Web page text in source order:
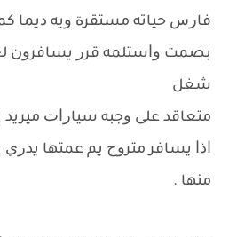
ﻓﺎﺭﺱ ﺣﻴﺎﺗﻪ ﻣﺴﺘﻘﺮﺓ ﻭﻳﻪ ﺩﻳﻤﺎ
ﺑﺼﻤﺖ ﻭﺍﺳﺘﻠﻤﻪ ﻗﺮﺭ ﻳﺴﺎﻓﺮﻭﻥ
ﺷﻐﻞ
ﻣﺘﻌﺎﻗﺪ ﻋﻠﻰ ﻭﺟﺒﻪ ﺳﻴﺎﺭﺍﺕ ﻣﻴﺮﻳﺪ
ﺍﺫﺍ ﻳﺴﺎﻓﺮ ﻣﺘﺮﻭﺡ ﻳﻢ ﻋﻤﺘﻬﺎ
ﻣﻨﻬﺎ .